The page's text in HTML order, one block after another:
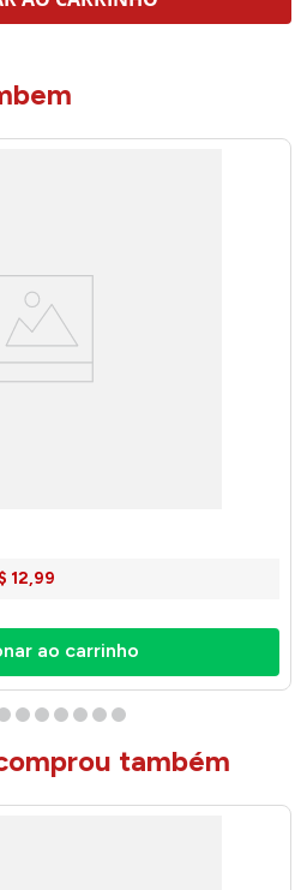
Plástico PS, Bambu
12,99
ao carrinho
também